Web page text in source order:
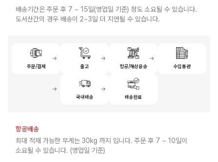
배송기간은 주문 후 7 ~ 15일(영업일 기준) 정도 소요될 수 있습니다.
도서산간의 경우 배송이 2~3일 더 지연될 수 있습니다.
주문/결제 출고 항공/해상운송 수입통관
국내배송 배송완료
항공배송
최대 적재 가능한 무게는 30kg 까지 입니다. 주문 후 7 ~ 10일이
소요될 수 있습니다. (영업일 기준)